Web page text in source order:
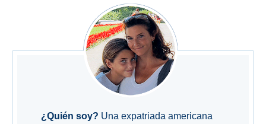
¿Quién soy? Una expatriada americana